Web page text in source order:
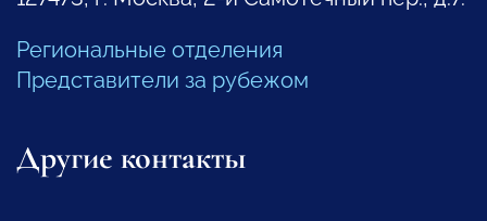
Региональные отделения
Представители за рубежом
Другие контакты